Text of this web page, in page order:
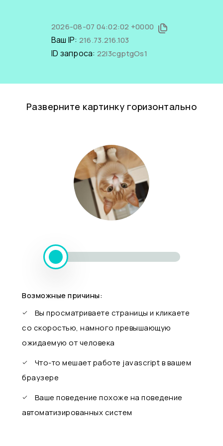
2026-08-07 04:02:02 +0000
Ваш IP: 216.73.216.103
ID запроса: 22I3cgptgOs1
Разверните картинку горизонтально
Возможные причины:
Вы просматриваете страницы и кликаете
со скоростью, намного превышающую
ожидаемую от человека
Что-то мешает работе javascript в вашем
браузере
Ваше поведение похоже на поведение
автоматизированных систем